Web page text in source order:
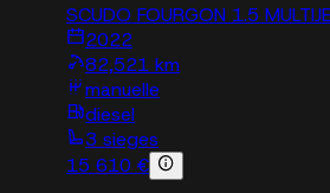
SCUDO FOURGON 1.5
2022
82,521 km
manuelle
diesel
3 sieges
15 610 €